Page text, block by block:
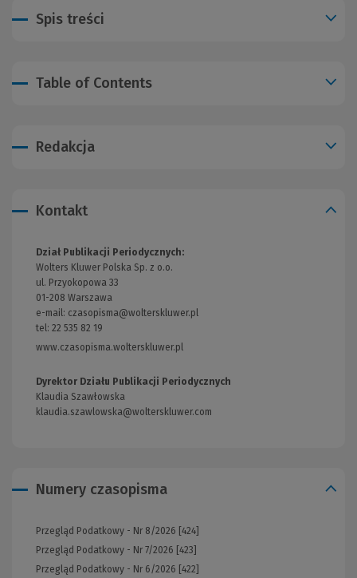
Spis treści
Table of Contents
Redakcja
Kontakt
Dział Publikacji Periodycznych:
Wolters Kluwer Polska Sp. z o.o.
ul. Przyokopowa 33
01-208 Warszawa
e-mail: czasopisma@wolterskluwer.pl
tel: 22 535 82 19
www.czasopisma.wolterskluwer.pl
innej
Dyrektor Działu Publikacji Periodycznych
Klaudia Szawłowska
klaudia.szawlowska@wolterskluwer.com
Numery czasopisma
Przegląd Podatkowy - Nr 8/2026 [424]
Przegląd Podatkowy - Nr 7/2026 [423]
Przegląd Podatkowy - Nr 6/2026 [422]